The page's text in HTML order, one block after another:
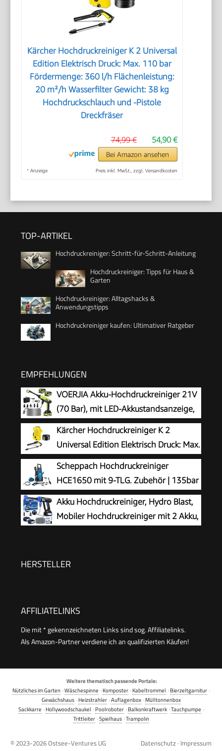
Kärcher Hochdruckreiniger K 2 Universal
Edition Elektrisch Druck: Max. 110 bar
Fördermenge: 360 l/h Flächenleistung:
20 m²/h Wasserfilter Gewicht: 38 kg
Hochdruckschlauch und -Pistole
Dreckfräser
54,90 €
74,99 €
Bei Amazon ansehen
* Anzeige Preis inkl. MwSt., zzgl. Versandkosten
TOP-ARTIKEL
Hochdruckreiniger: Schritt-für-Schritt-Anleitung
Hochdruckreiniger: Tipps für Haus &
Garten
Hochdruckreiniger: Alltagshacks &
Anwendungstipps
Hochdruckreiniger kaufen: Ultimativer Ratgeber
EMPFEHLUNGEN
VOERJIA Akku-Hochdruckreiniger 21V
(70 Bar), mit LED-Akkustandsanzeige,
2X 4,0 Ah Akkus, 400 L/h, 6-in-1 Düse
für Auto, Fahrrad, Terrasse & Camping, Grün
Kärcher Hochdruckreiniger K 2
Universal Edition Elektrisch Druck: Max.
110 bar Fördermenge: 360 l/h
Flächenleistung: 20 m²/h Wasserfilter Gewicht:
38 kg Hochdruckschlauch und -Pistole
Dreckfräser
Scheppach Hochdruckreiniger
HCE1650 mit 9-TLG. Zubehör | 135bar
| 5m Hochdruckschlauch | max.
Fördermenge: 408 L/h | Quick Connect System |
Ansaugfunktion & Reinigungsmitteltank
Akku Hochdruckreiniger, Hydro Blast,
Mobiler Hochdruckreiniger mit 2 Akku,
Multifunktionsdüse
HERSTELLER
AFFILIATELINKS
Die mit * gekennzeichneten Links sind sog. Affiliatelinks.
Als Amazon-Partner verdiene ich an qualifizierten Käufen!
Weitere thematisch passende Portale:
Nützliches im Garten·Wäschespinne ·Komposter·Kabeltrommel ·Bierzeltgarnitur·
Gewächshaus·Heizstrahler·Auflagenbox·Mülltonnenbox
Sackkarre ·Hollywoodschaukel ·Poolroboter·Balkonkraftwerk·Tauchpumpe ·
Trittleiter·Spielhaus·Trampolin
© 2023-2026Ostsee-Ventures UG Datenschutz · Impressum